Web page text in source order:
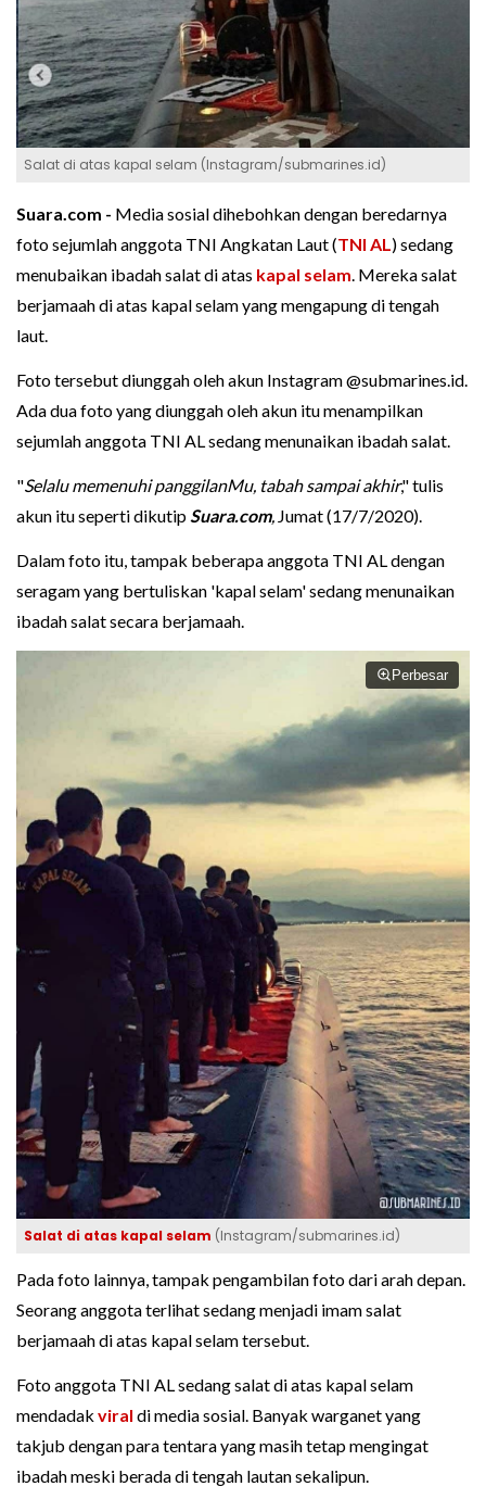
Salat di atas kapal selam (Instagram/submarines.id)
Suara.com - Media sosial dihebohkan dengan beredarnya
foto sejumlah anggota TNI Angkatan Laut (TNI AL) sedang
menubaikan ibadah salat di atas kapal selam. Mereka salat
berjamaah di atas kapal selam yang mengapung di tengah
laut.
Foto tersebut diunggah oleh akun Instagram @submarines.id.
Ada dua foto yang diunggah oleh akun itu menampilkan
sejumlah anggota TNI AL sedang menunaikan ibadah salat.
"Selalu memenuhi panggilanMu, tabah sampai akhir," tulis
akun itu seperti dikutipSuara.com, Jumat (17/7/2020).
Dalam foto itu, tampak beberapa anggota TNI AL dengan
seragam yang bertuliskan 'kapal selam' sedang menunaikan
ibadah salat secara berjamaah.
Perbesar
Salat di atas kapal selam (Instagram/submarines.id)
Pada foto lainnya, tampak pengambilan foto dari arah depan.
Seorang anggota terlihat sedang menjadi imam salat
berjamaah di atas kapal selam tersebut.
Foto anggota TNI AL sedang salat di atas kapal selam
mendadak viral di media sosial. Banyak warganet yang
takjub dengan para tentara yang masih tetap mengingat
ibadah meski berada di tengah lautan sekalipun.